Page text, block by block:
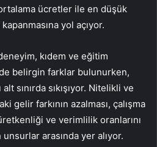
ücretler ile en düşük
yol açıyor.
kıdem ve eğitim
belirgin farklar bulunurken,
sınırda sıkışıyor. Nitelikli ve
gelir farkının azalması, çalışma
ve verimlilik oranlarını
arasında yer alıyor.